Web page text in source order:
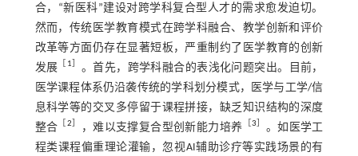
合，“新医科”建设对跨学科复合型人才的需求愈发迫切。
然而，传统医学教育模式在跨学科融合、教学创新和评价
改革等方面仍存在显著短板，严重制约了医学教育的创新
发展 ［ 1］ 。首先，跨学科融合的表浅化问题突出。目前，
医学课程体系仍沿袭传统的学科划分模式，医学与工学/信
息科学等的交叉多停留于课程拼接，缺乏知识结构的深度
整合 ［2］ ，难以支撑复合型创新能力培养 ［3］ 。如医学工
程类课程偏重理论灌输，忽视AI辅助诊疗等实践场景的有